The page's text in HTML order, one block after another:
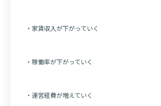
・家賃収入が下がっていく
・稼働率が下がっていく
・運営経費が増えていく